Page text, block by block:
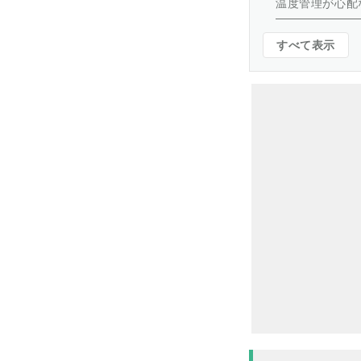
温度管理が心
すべて表示